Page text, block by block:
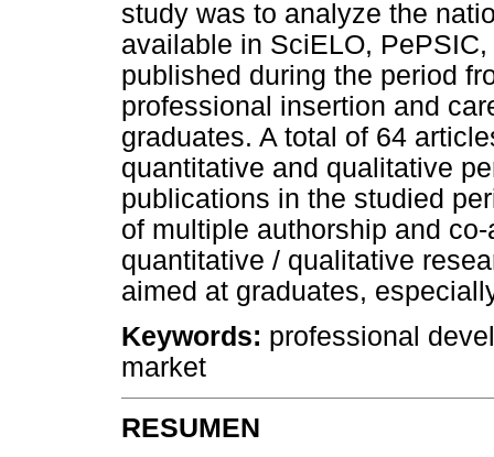
study was to analyze the
available in SciELO,
published during the period
professional insertion and
graduates. A total of 64
quantitative and qualitative
publications in the studied
of multiple authorship and
quantitative / qualitative
aimed at graduates,
Keywords: professional
market
RESUMEN